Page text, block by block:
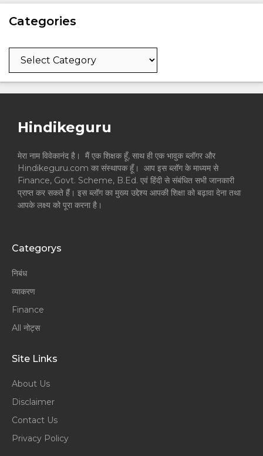
Categories
Categories
Hindikeguru
मेरा नाम विवेकानंद है। मैं एक शिक्षक हूँ, साथ ही एक भावुक ब्लॉगर और
Hindikeguru.com का संस्थापक हूँ। आप इस ब्लॉग के माध्यम से
Finance, Govt. Scheme, B.Ed. एवं हिंदी से संबंधित सभी जानकारी
प्राप्त कर सकते हैं। इस ब्लॉग का मुख्य उद्देश्य आपकी शिक्षा को बढ़ावा देना तथा
आपके लक्ष्य को पूरा करना है।
Categorys
निबंध
व्याकरण
Finance
All नोट्स
Site Links
About Us
Disclaimer
Contact Us
Privacy Policy